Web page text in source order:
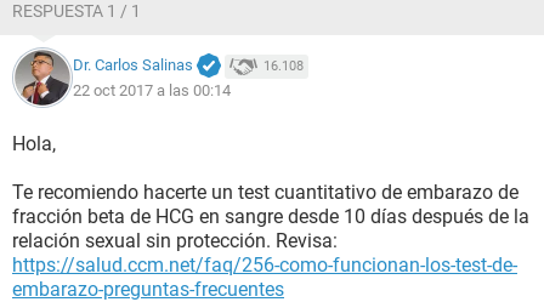
RESPUESTA 1 / 1
Dr. Carlos Salinas 16.108
22 oct 2017 a las 00:14
Hola,
Te recomiendo hacerte un test cuantitativo de embarazo de
fracción beta de HCG en sangre desde 10 días después de la
relación sexual sin protección. Revisa:
https://salud.ccm.net/faq/256-como-funcionan-los-test-de-
embarazo-preguntas-frecuentes